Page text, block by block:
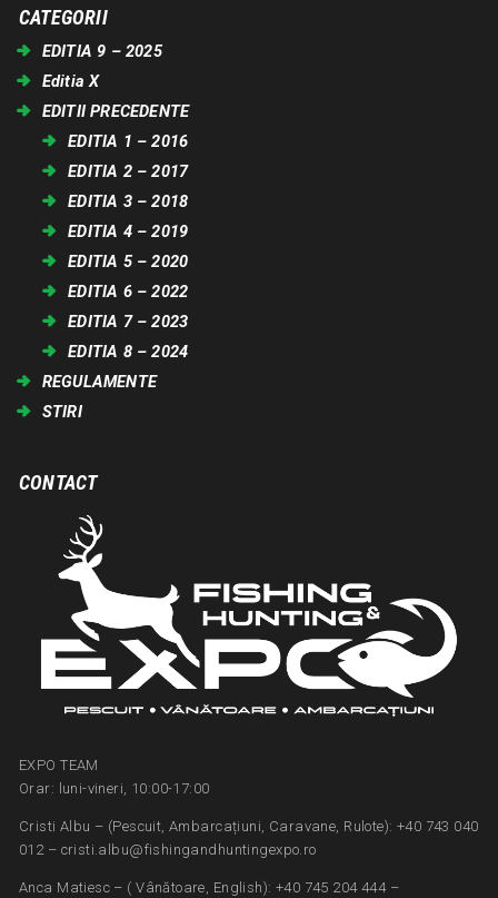
CATEGORII
EDITIA 9 – 2025
Editia X
EDITII PRECEDENTE
EDITIA 1 – 2016
EDITIA 2 – 2017
EDITIA 3 – 2018
EDITIA 4 – 2019
EDITIA 5 – 2020
EDITIA 6 – 2022
EDITIA 7 – 2023
EDITIA 8 – 2024
REGULAMENTE
STIRI
CONTACT
EXPO TEAM
Orar: luni-vineri, 10:00-17:00
Cristi Albu – (Pescuit, Ambarcațiuni, Caravane, Rulote): +40 743 040
012 – cristi.albu@fishingandhuntingexpo.ro
Anca Matiesc – ( Vânătoare, English): +40 745 204 444 –